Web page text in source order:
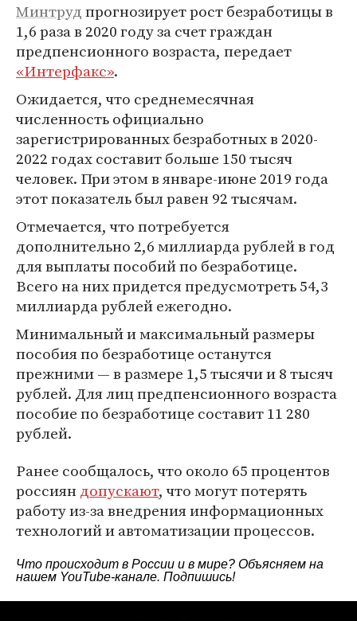
Минтрудпрогнозирует рост безработицы в
1,6 раза в 2020 году за счет граждан
предпенсионного возраста, передает
«Интерфакс».
Ожидается, что среднемесячная
численность официально
зарегистрированных безработных в 2020-
2022 годах составит больше 150 тысяч
человек. При этом в январе-июне 2019 года
этот показатель был равен 92 тысячам.
Отмечается, что потребуется
дополнительно 2,6 миллиарда рублей в год
для выплаты пособий по безработице.
Всего на них придется предусмотреть 54,3
миллиарда рублей ежегодно.
Минимальный и максимальный размеры
пособия по безработице останутся
прежними — в размере 1,5 тысячи и 8 тысяч
рублей. Для лиц предпенсионного возраста
пособие по безработице составит 11 280
рублей.
Ранее сообщалось, что около 65 процентов
россияндопускают, что могут потерять
работу из-за внедрения информационных
технологий и автоматизации процессов.
Что происходит в России и в мире? Объясняем на
нашем YouTube-канале. Подпишись!